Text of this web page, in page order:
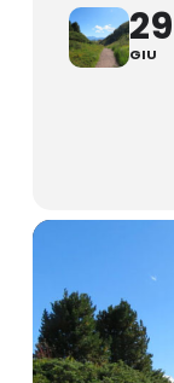
29
GIU